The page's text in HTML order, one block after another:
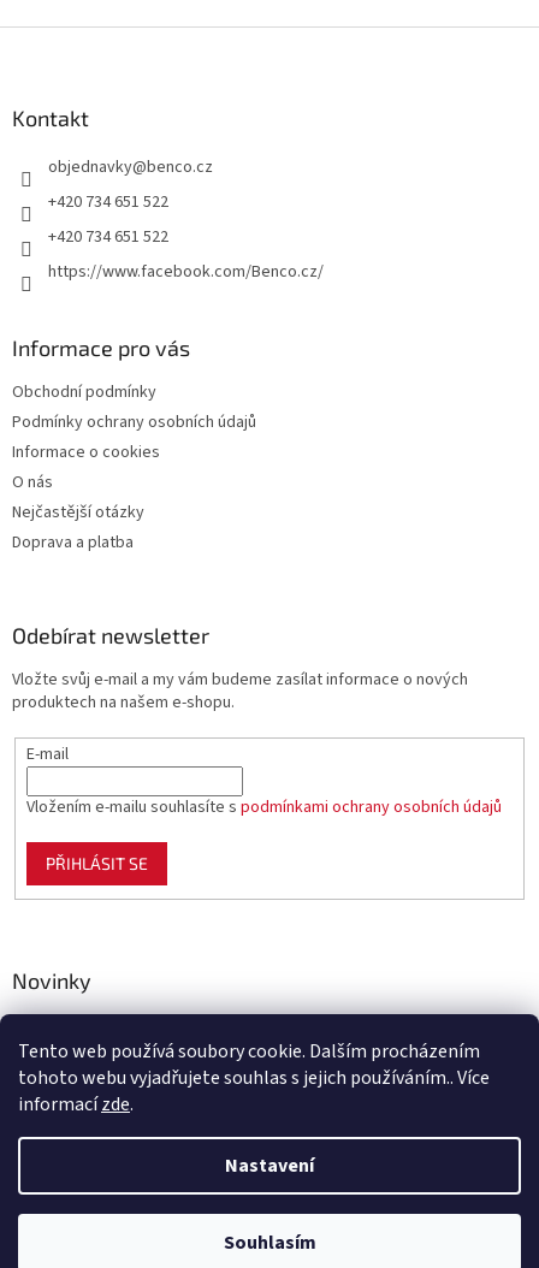
Tento web používá soubory cookie. Dalším procházením
tohoto webu vyjadřujete souhlas s jejich používáním.. Více
informacízde.
Nastavení
Souhlasím
Kontakt
objednavky@benco.cz
+420 734 651 522
+420 734 651 522
https://www.facebook.com/Benco.cz/
Informace pro vás
Obchodní podmínky
Podmínky ochrany osobních údajů
Informace o cookies
O nás
Nejčastější otázky
Doprava a platba
Odebírat newsletter
Vložte svůj e-mail a my vám budeme zasílat informace o nových
produktech na našem e-shopu.
E-mail
Vložením e-mailu souhlasíte s podmínkami ochrany osobních údajů
PŘIHLÁSIT SE
Novinky
zahradu, chov i domácnost
Copyright 2026Benco.cz. Všechna práva vyhrazena.Upravit
nastavení cookies